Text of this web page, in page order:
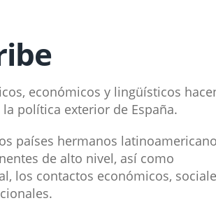
económicos y lingüísticos
política exterior de España.
países hermanos
de alto nivel, así como
los contactos económicos,